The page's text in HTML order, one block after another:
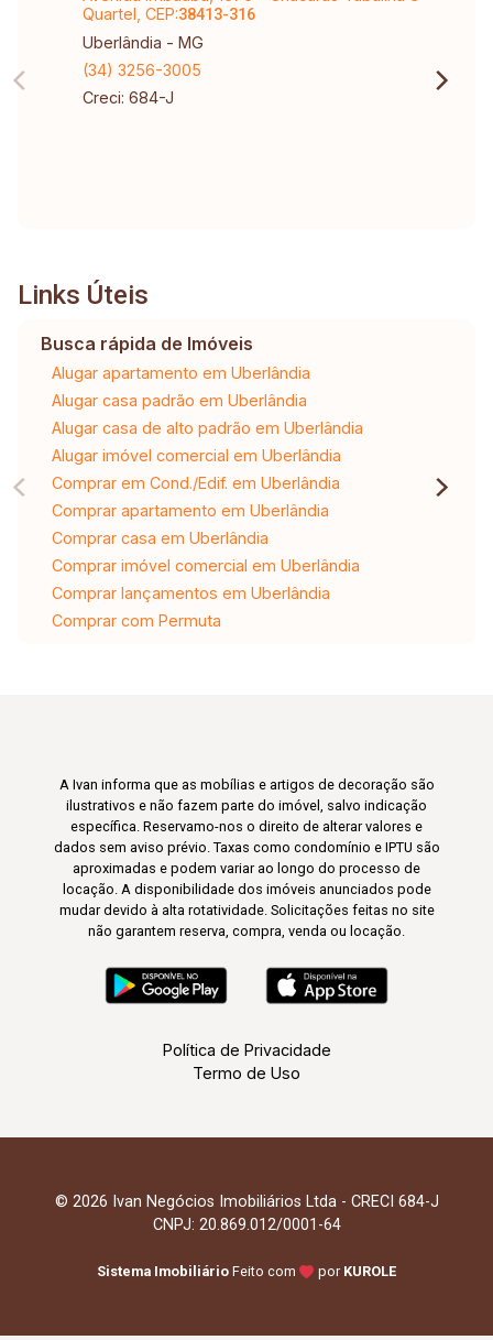
Quartel, CEP:38413-316
Uberlândia - MG
(34) 3256-3005
Creci: 684-J
Links Úteis
Busca rápida de Imóveis
Alugar apartamento em Uberlândia
Alugar casa padrão em Uberlândia
Alugar casa de alto padrão em Uberlândia
Alugar imóvel comercial em Uberlândia
Comprar em Cond./Edif. em Uberlândia
Comprar apartamento em Uberlândia
Comprar casa em Uberlândia
Comprar imóvel comercial em Uberlândia
Comprar lançamentos em Uberlândia
Comprar com Permuta
A Ivan informa que as mobílias e artigos de decoração são
ilustrativos e não fazem parte do imóvel, salvo indicação
específica. Reservamo-nos o direito de alterar valores e
dados sem aviso prévio. Taxas como condomínio e IPTU são
aproximadas e podem variar ao longo do processo de
locação. A disponibilidade dos imóveis anunciados pode
mudar devido à alta rotatividade. Solicitações feitas no site
não garantem reserva, compra, venda ou locação.
Política de Privacidade
Termo de Uso
© 2026 Ivan Negócios Imobiliários Ltda - CRECI 684-J
CNPJ: 20.869.012/0001-64
Sistema Imobiliário Feito com por KUROLE